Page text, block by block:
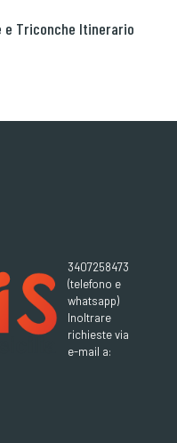
e Triconche Itinerario
3407258473
(telefono e
whatsapp)
Inoltrare
richieste via
e-mail a: